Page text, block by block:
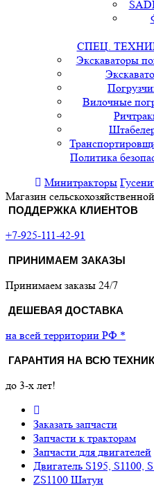
СПЕЦ.
Экскаваторы
Вилочные
Политика
Минитракторы
Магазин
ПОДДЕРЖКА КЛИЕНТОВ
+7-925-111-42-91
ПРИНИМАЕМ ЗАКАЗЫ
Принимаем заказы 24/7
ДЕШЕВАЯ ДОСТАВКА
на всей территории РФ *
ГАРАНТИЯ НА ВСЮ
до 3-х лет!
Заказать запчасти
Запчасти к тракторам
Запчасти для двигателей
Двигатель S195, S1100,
ZS1100 Шатун